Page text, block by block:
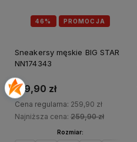
46% PROMOCJA
Sneakersy męskie BIG STAR
NN174343
139,90 zł
Cena regularna: 259,90 zł
Najniższa cena: 259,90 zł
Rozmiar: